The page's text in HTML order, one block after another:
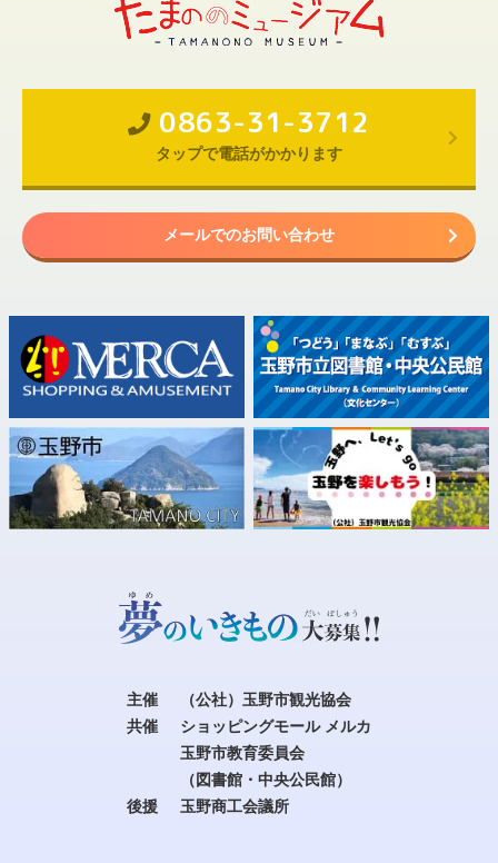
0863-31-3712
タップで電話がかかります
メールでのお問い合わせ
主催
（公社）玉野市観光協会
共催
ショッピングモール メルカ
玉野市教育委員会
（図書館・中央公民館）
後援
玉野商工会議所